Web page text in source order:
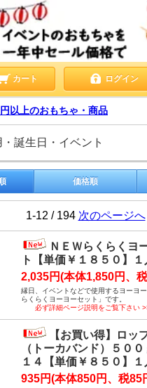
カート ログイン
以上のおもちゃ・商品
誕生日・イベント
価格順
1-12 / 194 次のページへ
ＮＥＷらくらくヨ
ト【単価￥１８５０】１
2,035円(本体1,850円、
縁日、イベントなどで使用するヨーヨ
らくらくヨーヨーセット」です。
必ず詳細ページ説明をご覧下さい
【お買い得】ロッ
（トーカバンド）５０
１４【単価￥８５０】
935円(本体850円、税85